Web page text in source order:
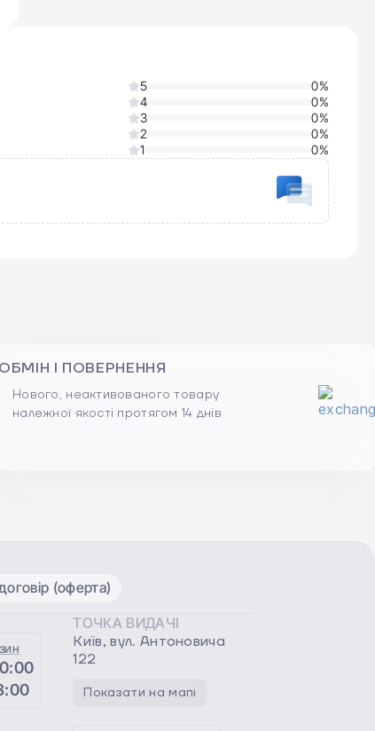
5
0%
4
0%
3
0%
2
0%
1
0%
ОБМІН І ПОВЕРНЕННЯ
Нового, неактивованого товару
належної якості протягом 14 днів
(оферта)
ТОЧКА ВИДАЧІ
Київ, вул. Антоновича
122
Показати на мапі